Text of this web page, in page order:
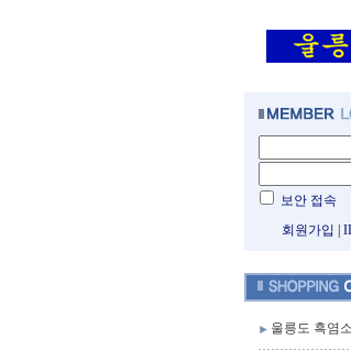
보안 접속
회원가입
울릉도 흑염소